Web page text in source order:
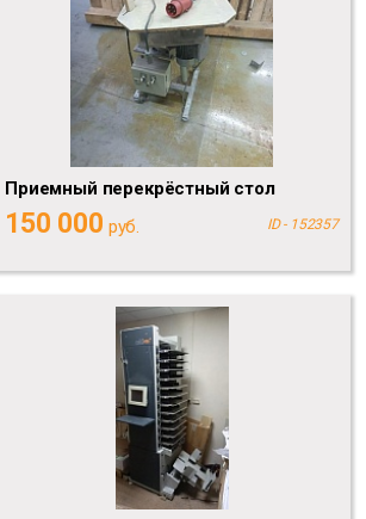
Приемный перекрёстный стол
150 000 руб. ID - 152357